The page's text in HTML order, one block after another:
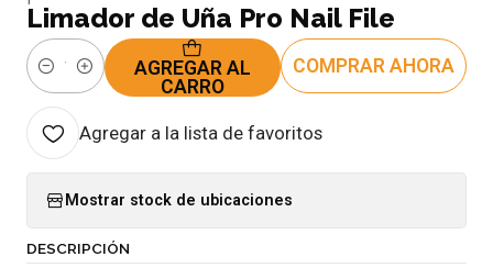
Limador de Uña Pro Nail File
Cantidad
AGREGAR AL
CARRO
COMPRAR AHORA
Agregar a la lista de favoritos
Mostrar stock de ubicaciones
DESCRIPCIÓN